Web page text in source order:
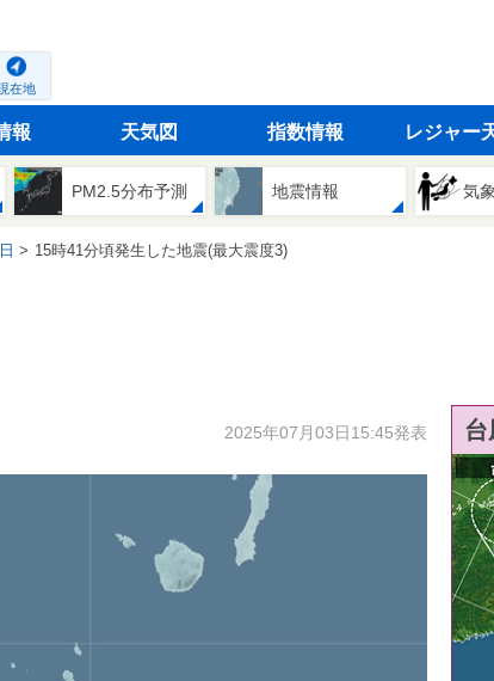
在地
報 天気図 指数情報 レジャー
PM2.5分布予測 地震情報 気
15時41分頃発生した地震(最大震度3)
2025年07月03日15:45発表